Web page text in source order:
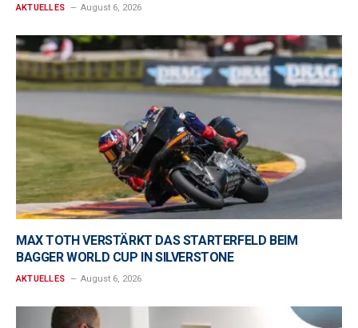
AKTUELLES August 6, 2026
MAX TOTH VERSTÄRKT DAS STARTERFELD BEIM
BAGGER WORLD CUP IN SILVERSTONE
AKTUELLES August 6, 2026